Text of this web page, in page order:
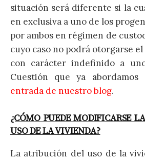
situación será diferente si la
en exclusiva a uno de los
por ambos en régimen de
cuyo caso no podrá otorgarse
con carácter indefinido a
Cuestión que ya
entrada de nuestro blog.
¿CÓMO PUEDE MODIFICARSE
USO DE LA VIVIENDA?
La atribución del uso de la